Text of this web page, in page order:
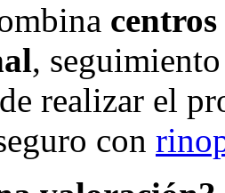
,
realizar el
con